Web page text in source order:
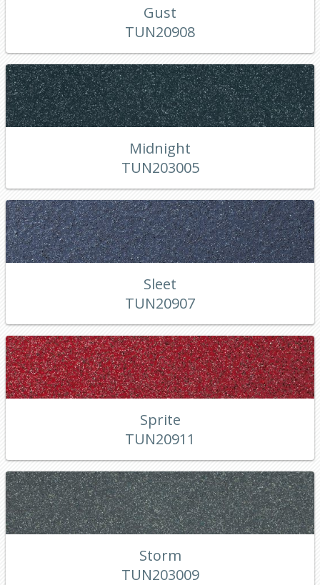
Gust
TUN20908
Midnight
TUN203005
Sleet
TUN20907
Sprite
TUN20911
Storm
TUN203009